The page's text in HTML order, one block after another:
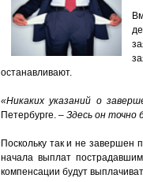
останавливают.
«Никаких указаний о
Петербурге. – Здесь он точно
Поскольку так и не завершен
начала выплат
компенсации будут